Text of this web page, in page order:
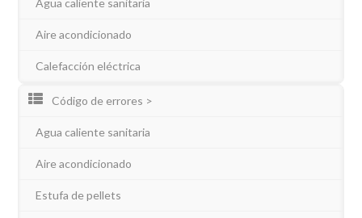
Agua caliente sanitaria
Aire acondicionado
Calefacción eléctrica
Código de errores >
Agua caliente sanitaria
Aire acondicionado
Estufa de pellets